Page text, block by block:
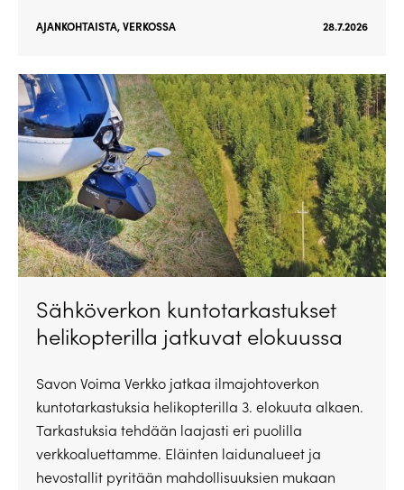
AJANKOHTAISTA,VERKOSSA 28.7.2026
Sähköverkon kuntotarkastukset
helikopterilla jatkuvat elokuussa
Savon Voima Verkko jatkaa ilmajohtoverkon
kuntotarkastuksia helikopterilla 3. elokuuta alkaen.
Tarkastuksia tehdään laajasti eri puolilla
verkkoaluettamme. Eläinten laidunalueet ja
hevostallit pyritään mahdollisuuksien mukaan